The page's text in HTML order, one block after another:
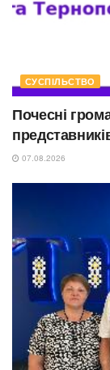
СУСПІЛЬСТВО
Почесні
07.08.2026